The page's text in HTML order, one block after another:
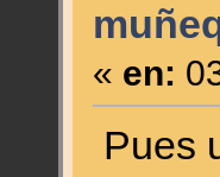
« en:
Pues